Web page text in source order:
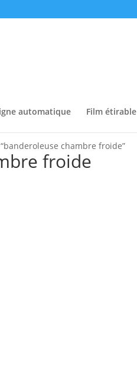
automatique Film étirable
chambre froide”
froide